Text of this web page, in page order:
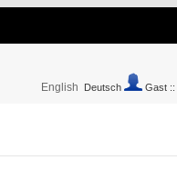
English Deutsch Gast ::